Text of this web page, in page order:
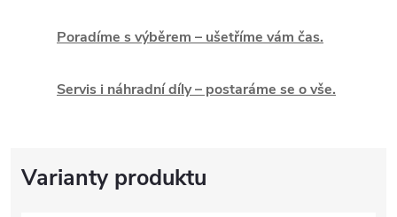
Poradíme s výběrem – ušetříme vám čas.
Servis i náhradní díly – postaráme se o vše.